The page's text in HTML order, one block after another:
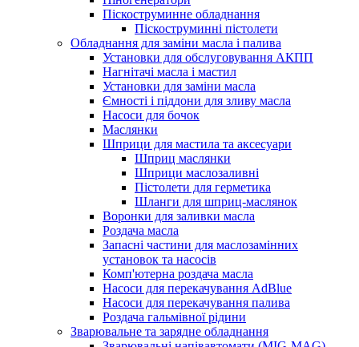
Піскоструминне обладнання
Піскоструминні пістолети
Обладнання для заміни масла і палива
Установки для обслуговування АКПП
Нагнітачі масла і мастил
Установки для заміни масла
Ємності і піддони для зливу масла
Насоси для бочок
Маслянки
Шприци для мастила та аксесуари
Шприц маслянки
Шприци маслозаливні
Пістолети для герметика
Шланги для шприц-маслянок
Воронки для заливки масла
Роздача масла
Запасні частини для маслозамінних
установок та насосів
Комп'ютерна роздача масла
Насоси для перекачування AdBlue
Насоси для перекачування палива
Роздача гальмівної рідини
Зварювальне та зарядне обладнання